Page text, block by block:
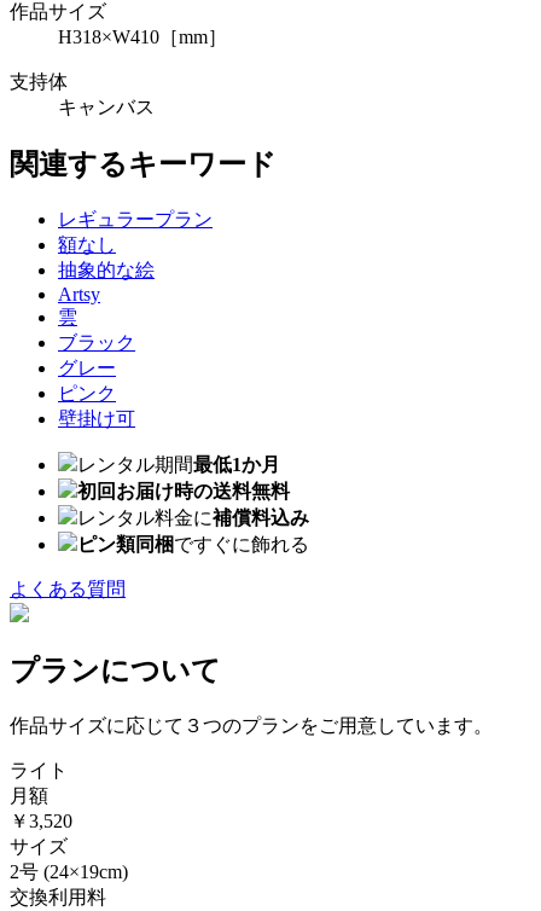
作品サイズ
H318×W410［mm］
支持体
キャンバス
関連するキーワード
レギュラープラン
額なし
抽象的な絵
Artsy
雲
ブラック
グレー
ピンク
壁掛け可
レンタル期間最低1か月
初回お届け時の送料無料
レンタル料金に補償料込み
ピン類同梱ですぐに飾れる
よくある質問
プランについて
作品サイズに応じて３つのプランをご用意しています。
ライト
月額
￥3,520
サイズ
2号 (24×19cm)
交換利用料